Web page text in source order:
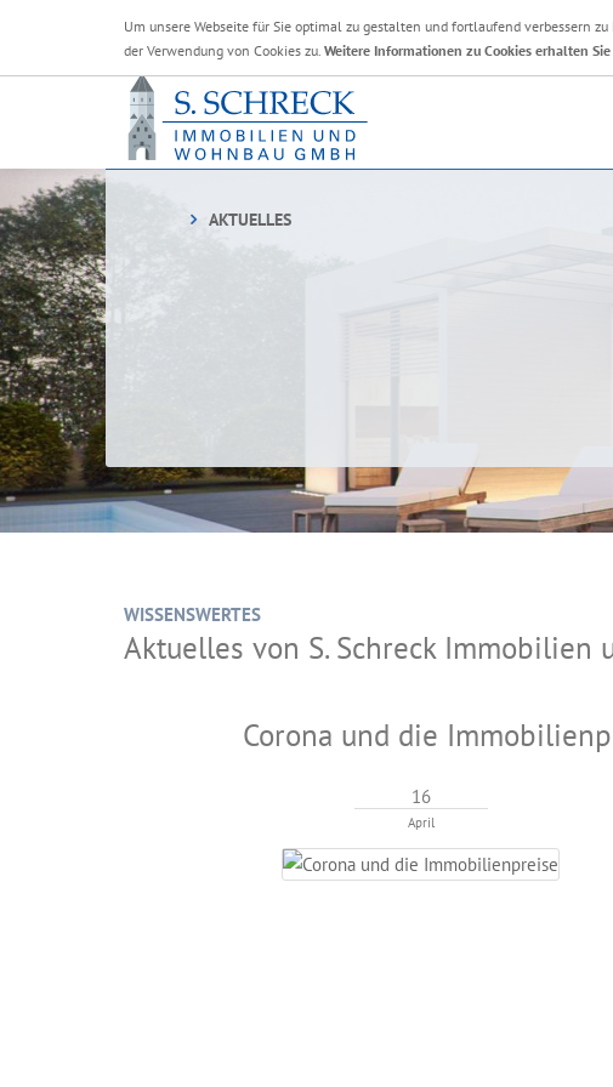
AKTUELLES
WISSENSWERTES
Aktuelles von S. Schreck Immobilien
Corona und die
16
April
Um unsere Webseite für Sie optimal zu gestalten und fortlaufend verbessern
der Verwendung von Cookies zu. Weitere Informationen zu Cookies erhalten